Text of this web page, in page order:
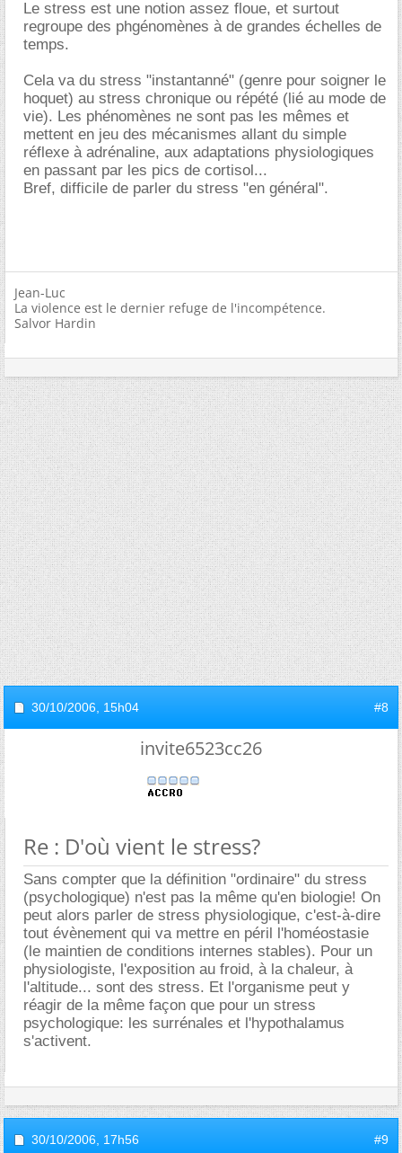
Le stress est une notion assez floue, et surtout
regroupe des phgénomènes à de grandes échelles de
temps.
Cela va du stress "instantanné" (genre pour soigner le
hoquet) au stress chronique ou répété (lié au mode de
vie). Les phénomènes ne sont pas les mêmes et
mettent en jeu des mécanismes allant du simple
réflexe à adrénaline, aux adaptations physiologiques
en passant par les pics de cortisol...
Bref, difficile de parler du stress "en général".
Jean-Luc
La violence est le dernier refuge de l'incompétence.
Salvor Hardin
30/10/2006, 15h04 #8
invite6523cc26
Re : D'où vient le stress?
Sans compter que la définition "ordinaire" du stress
(psychologique) n'est pas la même qu'en biologie! On
peut alors parler de stress physiologique, c'est-à-dire
tout évènement qui va mettre en péril l'homéostasie
(le maintien de conditions internes stables). Pour un
physiologiste, l'exposition au froid, à la chaleur, à
l'altitude... sont des stress. Et l'organisme peut y
réagir de la même façon que pour un stress
psychologique: les surrénales et l'hypothalamus
s'activent.
30/10/2006, 17h56 #9